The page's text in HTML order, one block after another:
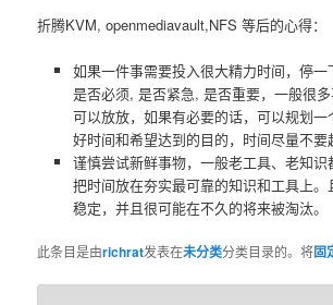
折腾KVM, openmediavault,NFS 等后的心得：
如果一件事需要投入很大精力时间，停一
是否必须, 是否紧急, 是否重要，一般很多
可以放放，如果有必要的话，可以规划一
好时间和希望达到的目的，时间尽量不要
谨慎尝试新鲜事物，一般老工具、老知
把时间放在夯实最可靠的知识和工具上
稳定，并且很可能在不久的将来被淘汰。
此条目是由richrat发表在未分类分类目录的。将固